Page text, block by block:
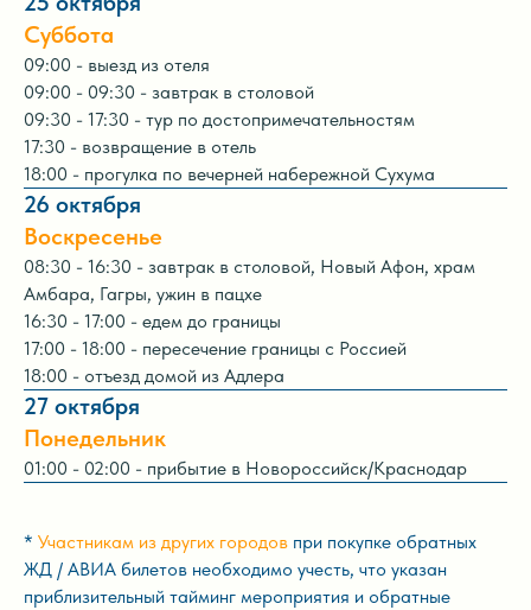
Суббота
09:00 - выезд из отеля
09:00 - 09:30 - завтрак в столовой
09:30 - 17:30 - тур по достопримечательностям
17:30 - возвращение в отель
18:00 - прогулка по вечерней набережной Сухума
26 октября
Воскресенье
08:30 - 16:30 - завтрак в столовой, Новый Афон, храм
Амбара, Гагры, ужин в пацхе
16:30 - 17:00 - едем до границы
17:00 - 18:00 - пересечение границы с Россией
18:00 - отъезд домой из Адлера
27 октября
Понедельник
01:00 - 02:00 - прибытие в Новороссийск/Краснодар
* Участникам из других городов при покупке обратных
ЖД / АВИА билетов необходимо учесть, что указан
приблизительный тайминг мероприятия и обратные